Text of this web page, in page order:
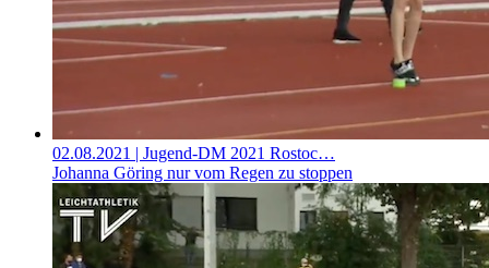
02.08.2021 | Jugend-DM 2021 Rostoc…
Johanna Göring nur vom Regen zu stoppen